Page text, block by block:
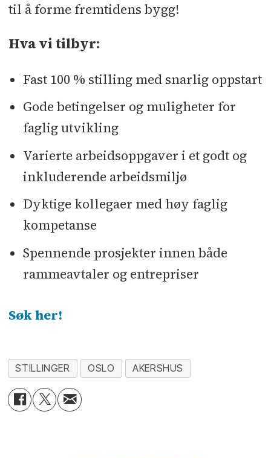
til å forme fremtidens bygg!
Hva vi tilbyr:
Fast 100 % stilling med snarlig oppstart
Gode betingelser og muligheter for
faglig utvikling
Varierte arbeidsoppgaver i et godt og
inkluderende arbeidsmiljø
Dyktige kollegaer med høy faglig
kompetanse
Spennende prosjekter innen både
rammeavtaler og entrepriser
Søk her!
STILLINGER OSLO AKERSHUS